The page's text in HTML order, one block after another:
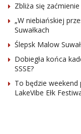
Zbliża się
„W niebiańskiej
Suwałkach
Ślepsk Malow
Dobiegła końca
SSSE?
To będzie weekend
LakeVibe Ełk